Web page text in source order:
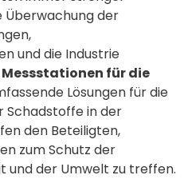
Überwachung der
und die Industrie
Messstationen für die
Lösungen für die
Schadstoffe in der
den Beteiligten,
zum Schutz der
und der Umwelt zu treffen.